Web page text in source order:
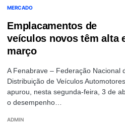
MERCADO
Emplacamentos de
veículos novos têm alta
março
A Fenabrave – Federação Nacional
Distribuição de Veículos Automotores
apurou, nesta segunda-feira, 3 de
o desempenho…
ADMIN